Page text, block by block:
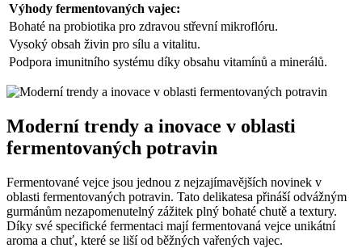
Výhody fermentovaných vajec:
Bohaté na probiotika pro zdravou střevní mikroflóru.
Vysoký obsah živin pro sílu a vitalitu.
Podpora imunitního systému díky obsahu vitamínů a minerálů.
Moderní trendy a inovace v oblasti
fermentovaných potravin
Fermentované vejce jsou jednou z nejzajímavějších novinek v
oblasti fermentovaných potravin. Tato delikatesa přináší odvážným
gurmánům nezapomenutelný zážitek plný bohaté chutě a textury.
Díky své specifické fermentaci mají fermentovaná vejce unikátní
aroma a chuť, které se liší od běžných vařených vajec.